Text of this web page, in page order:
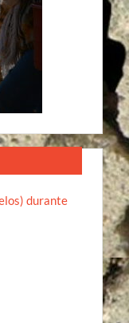
durante